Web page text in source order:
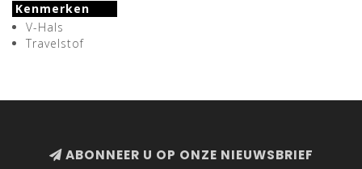
Kenmerken
V-Hals
Travelstof
ABONNEER U OP ONZE NIEUWSBRIEF